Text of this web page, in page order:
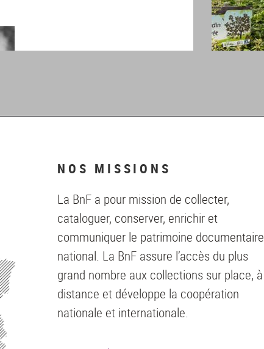
NOS MISSIONS
La BnF a pour mission de collecter,
cataloguer, conserver, enrichir et
communiquer le patrimoine documentaire
national. La BnF assure l’accès du plus
grand nombre aux collections sur place, à
distance et développe la coopération
nationale et internationale.